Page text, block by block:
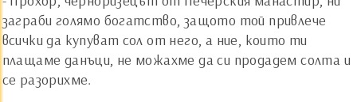
заграби голямо богатство, защото той привлече
всички да купуват сол от него, а ние, които ти
плащаме данъци, не можахме да си продадем солта и
се разорихме.